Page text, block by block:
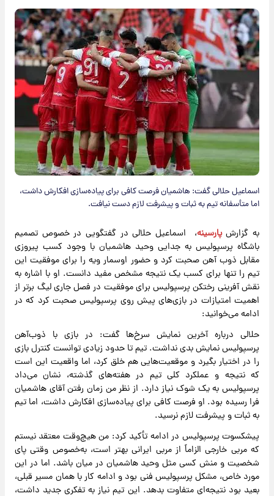
اسماعیل حلالی گفت: هاشمیان فرصت کافی برای پیاده‌سازی افکارش داشت،
اما متأسفانه تیم به ثبات و پیشرفت لازم دست نیافت.
به گزارشپارسینه، اسماعیل حلالی در گفتگویی در خصوص تصمیم
باشگاه پرسپولیس به جدایی وحید هاشمیان با وجود کسب پیروزی
مقابل ذوب آهن صحبت کرد و حضور اوسمار ویه را برای موفقیت این
تیم را تنها برای کسب یک نتیجه مشخص مفید دانست. او با اشاره به
نقش آفرینی رختکن پرسپولیس برای موفقیت در فصل جاری لیگ برتر از
اهمیت امتیازات در بازی‌های پیش روی پرسپولیس صحبت کرد که در
ادامه می‌خوانید:
حلالی درباره آخرین نمایش سرخ‌ها گفت: در بازی با ذوب‌آهن
پرسپولیس نمایش بدی نداشت. تیم تا حدود زیادی توانست کنترل بازی
را در اختیار بگیرد و موقعیت‌هایی هم خلق کرد، اما واقعیت این است
که نتیجه و عملکرد کلی تیم در هفته‌های گذشته، نشان می‌داد
پرسپولیس به یک شوک نیاز دارد. از نظر من زمان رفتن آقای هاشمیان
فرا رسیده بود. او فرصت کافی برای پیاده‌سازی افکارش داشت، اما تیم
به ثبات و پیشرفت لازم نرسید.
پیشکسوت پرسپولیس در ادامه تأکید کرد: من هیچ‌وقت معتقد نیستم
که مربی خارجی الزاماً از مربی ایرانی بهتر است، به‌خصوص وقتی پای
شخصیت و منش کسی مثل وحید هاشمیان در میان باشد. اما در این
مورد خاص، مشکل پرسپولیس فنی بود و ادامه کار با همان مسیر قبلی،
بعید بود نتیجه‌ای متفاوت بدهد. این تیم نیاز به تفکری جدید داشت،